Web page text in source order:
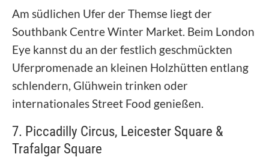
Am südlichen Ufer der Themse liegt der
Southbank Centre Winter Market. Beim London
Eye kannst du an der festlich geschmückten
Uferpromenade an kleinen Holzhütten entlang
schlendern, Glühwein trinken oder
internationales Street Food genießen.
7. Piccadilly Circus, Leicester Square &
Trafalgar Square